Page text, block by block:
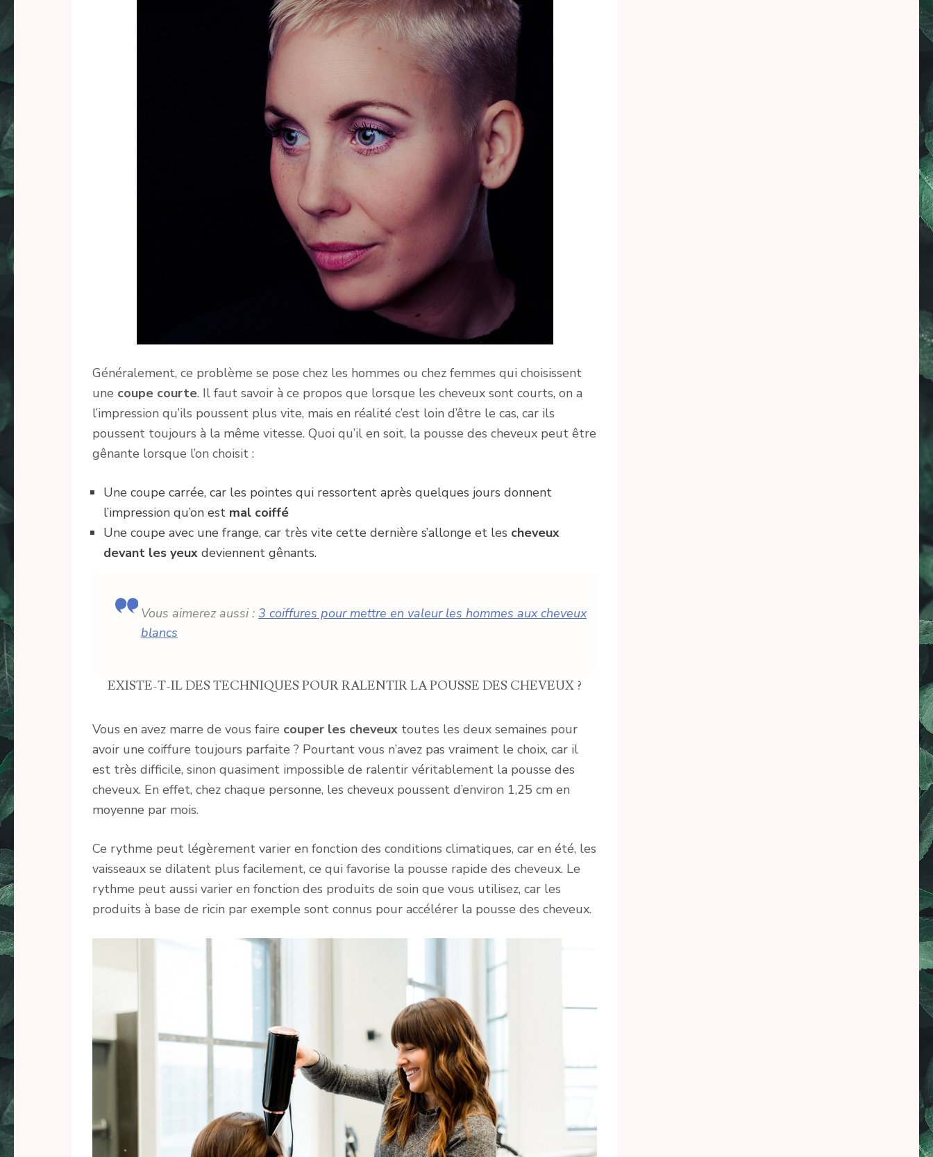
Généralement, ce problème se pose chez les hommes ou chez femmes qui choisissent
une coupe courte. Il faut savoir à ce propos que lorsque les cheveux sont courts, on a
l’impression qu’ils poussent plus vite, mais en réalité c’est loin d’être le cas, car ils
poussent toujours à la même vitesse. Quoi qu’il en soit, la pousse des cheveux peut être
gênante lorsque l’on choisit :
Une coupe carrée, car les pointes qui ressortent après quelques jours donnent
l’impression qu’on est mal coiffé
Une coupe avec une frange, car très vite cette dernière s’allonge et les cheveux
devant les yeux deviennent gênants.
Vous aimerez aussi : 3 coiffures pour mettre en valeur les hommes aux cheveux
blancs
EXISTE-T-IL DES TECHNIQUES POUR RALENTIR LA POUSSE DES CHEVEUX ?
Vous en avez marre de vous faire couper les cheveux toutes les deux semaines pour
avoir une coiffure toujours parfaite ? Pourtant vous n’avez pas vraiment le choix, car il
est très difficile, sinon quasiment impossible de ralentir véritablement la pousse des
cheveux. En effet, chez chaque personne, les cheveux poussent d’environ 1,25 cm en
moyenne par mois.
Ce rythme peut légèrement varier en fonction des conditions climatiques, car en été, les
vaisseaux se dilatent plus facilement, ce qui favorise la pousse rapide des cheveux. Le
rythme peut aussi varier en fonction des produits de soin que vous utilisez, car les
produits à base de ricin par exemple sont connus pour accélérer la pousse des cheveux.